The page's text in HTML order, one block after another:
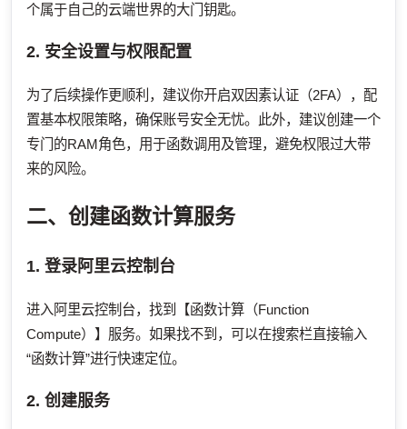
个属于自己的云端世界的大门钥匙。
2. 安全设置与权限配置
为了后续操作更顺利，建议你开启双因素认证（2FA），配
置基本权限策略，确保账号安全无忧。此外，建议创建一个
专门的RAM角色，用于函数调用及管理，避免权限过大带
来的风险。
二、创建函数计算服务
1. 登录阿里云控制台
进入阿里云控制台，找到【函数计算（Function
Compute）】服务。如果找不到，可以在搜索栏直接输入
“函数计算”进行快速定位。
2. 创建服务